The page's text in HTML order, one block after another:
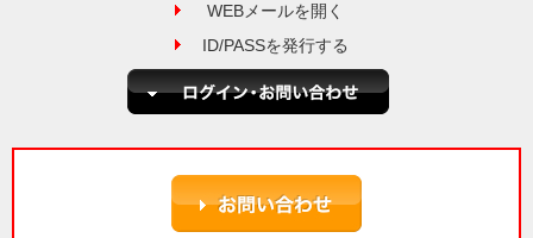
WEBメールを開く
ID/PASSを発行する